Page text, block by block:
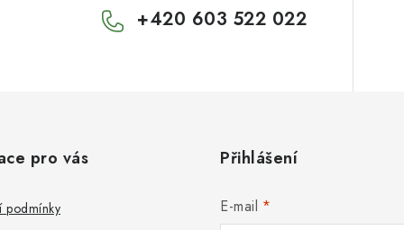
+420 603 522 022
pro vás
podmínky
Přihlášení
E-mail